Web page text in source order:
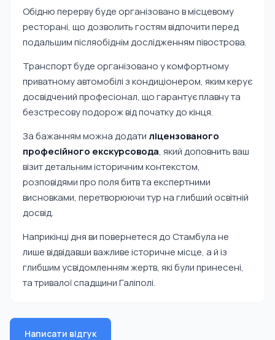
Обідню перерву буде організовано в місцевому
ресторані, що дозволить гостям відпочити перед
подальшим післяобіднім дослідженням півострова.
Транспорт буде організовано у комфортному
приватному автомобілі з кондиціонером, яким керує
досвідчений професіонал, що гарантує плавну та
безстресову подорож від початку до кінця.
За бажанням можна додати ліцензованого
професійного екскурсовода, який доповнить ваш
візит детальним історичним контекстом,
розповідями про поля битв та експертними
висновками, перетворюючи тур на глибший освітній
досвід.
Наприкінці дня ви повернетеся до Стамбула не
лише відвідавши важливе історичне місце, а й із
глибшим усвідомленням жертв, які були принесені,
та тривалої спадщини Галіполі.
Написати відгук